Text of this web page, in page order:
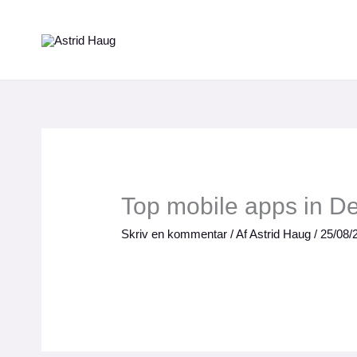
Top mobile apps in
Skriv en kommentar / AfAstrid Haug/ 25/08/